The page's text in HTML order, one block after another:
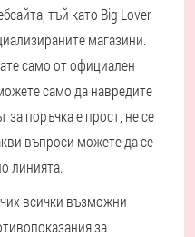
тъй като Big Lover
магазини.
само от официален
само да навредите
поръчка е прост, не се
въпроси можете да се
линията.
всички възможни
за